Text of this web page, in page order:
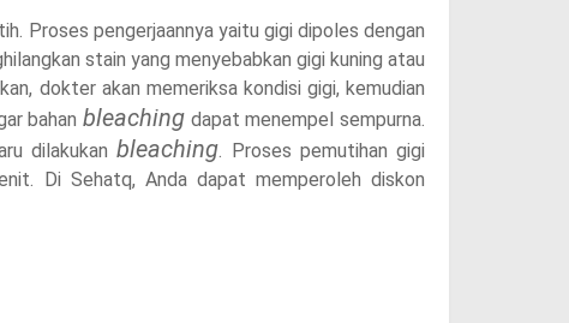
Proses pengerjaannya yaitu gigi dipoles dengan
stain yang menyebabkan gigi kuning atau
dokter akan memeriksa kondisi gigi, kemudian
bahan bleaching dapat menempel sempurna.
dilakukanbleaching. Proses pemutihan gigi
Di Sehatq, Anda dapat memperoleh diskon